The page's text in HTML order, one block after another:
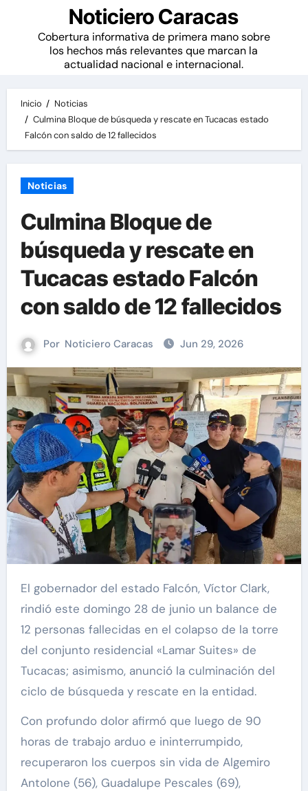
Noticiero Caracas
Cobertura informativa de primera mano sobre
los hechos más relevantes que marcan la
actualidad nacional e internacional.
Inicio
Noticias
Culmina Bloque de búsqueda y rescate en Tucacas estado
Falcón con saldo de 12 fallecidos
Noticias
Culmina Bloque de
búsqueda y rescate en
Tucacas estado Falcón
con saldo de 12 fallecidos
Por Noticiero Caracas Jun 29, 2026
El gobernador del estado Falcón, Víctor Clark,
rindió este domingo 28 de junio un balance de
12 personas fallecidas en el colapso de la torre
del conjunto residencial «Lamar Suites» de
Tucacas; asimismo, anunció la culminación del
ciclo de búsqueda y rescate en la entidad.
Con profundo dolor afirmó que luego de 90
horas de trabajo arduo e ininterrumpido,
recuperaron los cuerpos sin vida de Algemiro
Antolone (56), Guadalupe Pescales (69),